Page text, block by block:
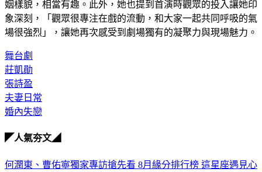
姻樣貌，相當有趣。此外，她也提到首演時觀眾的投入讓她印
象深刻，「觀眾很專注在戲的流動，和大家一起共同呼吸的氣
場很強烈」，讓她再次感受到劇場獨有的凝聚力與現場魅力。
舞台劇
莊凱勛
張詩盈
夫妻日常
婚內失戀
◤人氣夯文◢
何潤東、曹佑寧獨家專訪搶先看 8月緣分排行榜 這星座遇見心